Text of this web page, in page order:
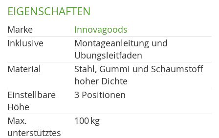
EIGENSCHAFTEN
Marke
Innovagoods
Inklusive
Montageanleitung und
Übungsleitfaden
Material
Stahl, Gummi und Schaumstoff
hoher Dichte
Einstellbare
Höhe
3 Positionen
Max.
unterstütztes
100 kg